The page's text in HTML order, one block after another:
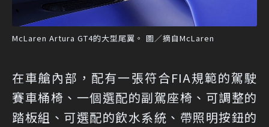
McLaren Artura GT4的大型尾翼。 圖／摘自McLaren
在車艙內部，配有一張符合FIA規範的駕駛
賽車桶椅、一個選配的副駕座椅、可調整的
踏板組、可選配的飲水系統、帶照明按鈕的